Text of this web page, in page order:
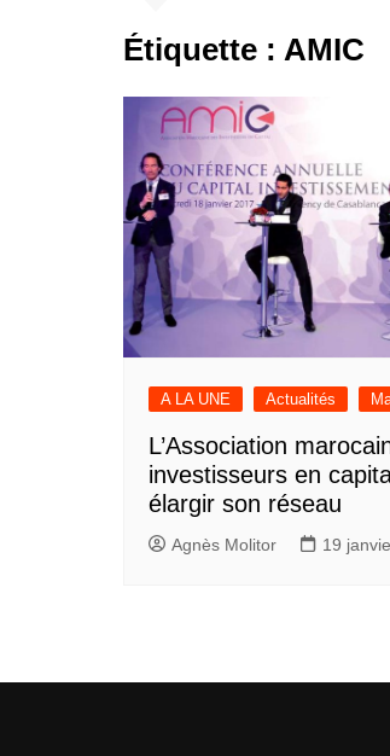
Étiquette : AMIC
A LA UNE Actualités
L’Association
investisseurs en
élargir son réseau
Agnès Molitor 19